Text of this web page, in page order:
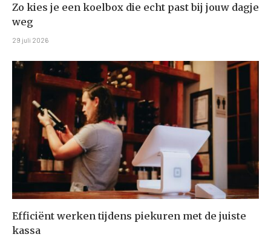
Zo kies je een koelbox die echt past bij jouw dagje
weg
29 juli 2026
Efficiënt werken tijdens piekuren met de juiste
kassa